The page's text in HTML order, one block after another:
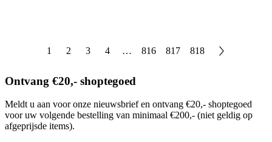
1 2 3 4 … 816 817 818
Ontvang €20,- shoptegoed
Meldt u aan voor onze nieuwsbrief en ontvang €20,- shoptegoed
voor uw volgende bestelling van minimaal €200,- (niet geldig op
afgeprijsde items).